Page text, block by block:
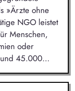
»Ärzte ohne
NGO leistet
Menschen,
oder
45.000...